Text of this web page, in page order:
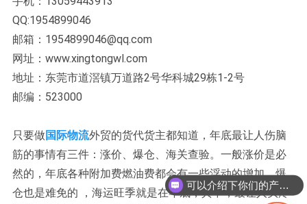
QQ:1954899046
邮箱：1954899046@qq.com
网址：www.xingtongwl.com
地址：东莞市道滘镇万道路2号华科城29栋1-2号
邮编：523000
只要做国际物流外贸的货代货主都知道，年底最让人伤脑
筋的事情有三件：涨价、爆仓、海关查验。一般涨价是必
然的，年底各种附加费燃油费都会有一些浮动的增加，爆
仓也是难免的 ，海运旺季就是在年底，其中，最让人头疼
可以介绍下你们的产品么？